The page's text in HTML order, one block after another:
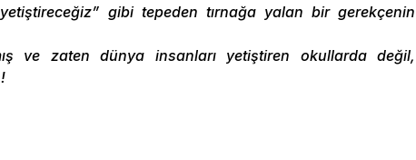
gibi tepeden tırnağa yalan bir gerekçenin
ve zaten dünya insanları yetiştiren okullarda değil,